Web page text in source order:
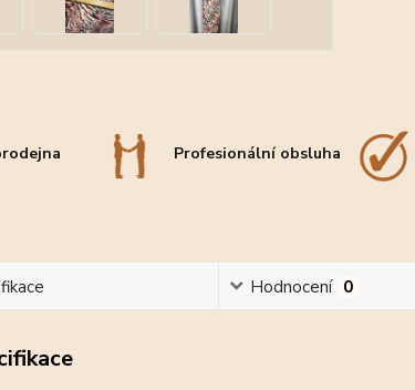
Profesionální obsluha
Hodnocení 0